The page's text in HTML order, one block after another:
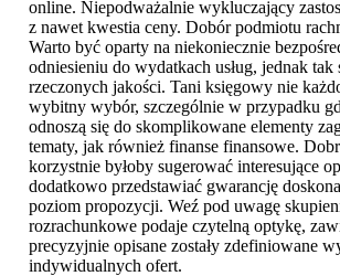
online. Niepodważalnie wykluczający
z nawet kwestia ceny. Dobór podmiotu
Warto być oparty na niekoniecznie
odniesieniu do wydatkach usług, jednak tak
rzeczonych jakości. Tani księgowy nie
wybitny wybór, szczególnie w przypadku
odnoszą się do skomplikowane elementy
tematy, jak również finanse finansowe.
korzystnie byłoby sugerować interesujące
dodatkowo przedstawiać gwarancję
poziom propozycji. Weź pod uwagę
rozrachunkowe podaje czytelną optykę,
precyzyjnie opisane zostały zdefiniowane
indywidualnych ofert.